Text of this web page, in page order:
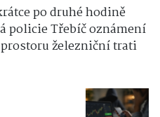
po druhé hodině
policie Třebíč oznámení
železniční trati